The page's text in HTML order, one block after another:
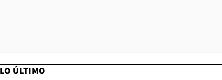
LO ÚLTIMO